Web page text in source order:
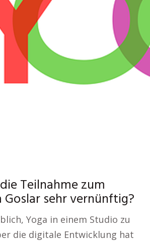
Teilnahme zum
Goslar sehr vernünftig?
Yoga in einem Studio zu
die digitale Entwicklung hat